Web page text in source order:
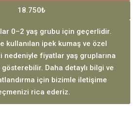
18.750₺
0–2 yaş grubu için geçerlidir.
kullanılan ipek kumaş ve özel
nedeniyle fiyatlar yaş gruplarına
Daha detaylı bilgi ve
için bizimle iletişime
rica ederiz.